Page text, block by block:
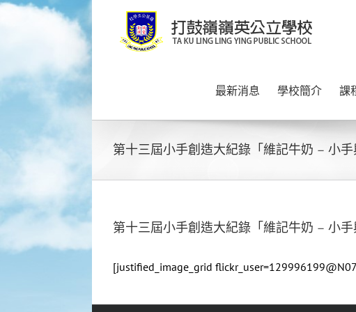
Skip
最新消息 學校簡介 課
第十三屆小手創造大紀錄「維記牛奶 – 小
第十三屆小手創造大紀錄「維記牛奶 – 小
[justified_image_grid